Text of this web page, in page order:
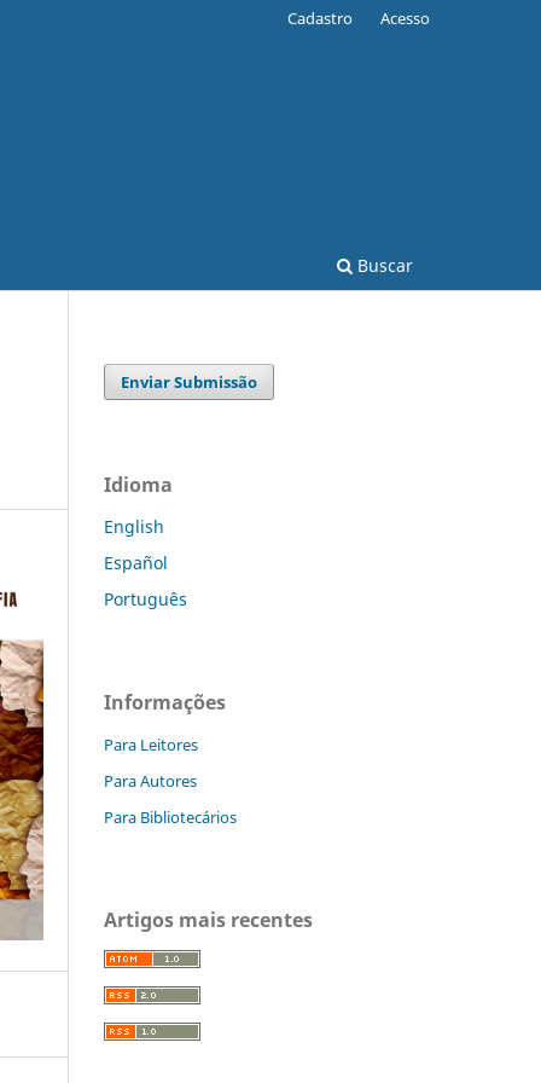
Buscar
Cadastro Acesso
Enviar Submissão
Idioma
English
Español
Português
Informações
Para Leitores
Para Autores
Para Bibliotecários
Artigos mais recentes